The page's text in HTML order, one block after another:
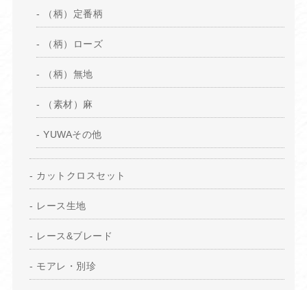
（柄）定番柄
（柄）ローズ
（柄）無地
（素材）麻
YUWAその他
カットクロスセット
レース生地
レース&ブレード
モアレ・別珍